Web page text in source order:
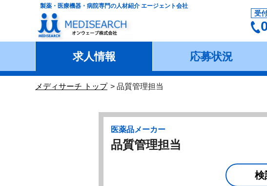
製薬・医療機器・病院専門の人材紹介 エージェント会社
受
求人情報 応募状況
メディサーチ トップ 品質管理担当
医薬品メーカー
品質管理担当
検